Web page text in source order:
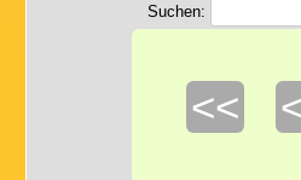
Suchen:
<<